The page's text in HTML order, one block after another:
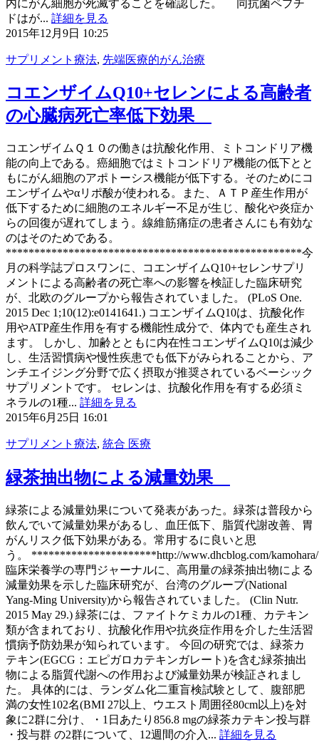
内にがん細胞が死滅することを確認した。 同抗菌ペプチ
ドはが... 詳細を見る
2015年12月9日 10:25
サプリメント療法, 先端医療的がん治療
コエンザイムQ10+セレンによる高齢者
の心臓病死亡率低下効果
コエンザイムＱ１０の働きは抗酸化作用、ミトコンドリア機
能の向上である。癌細胞ではミトコンドリア機能の低下とと
もにがん細胞のアポトーシス機能が低下する。そのためにコ
エンザイムやαリポ酸が使われる。また、ＡＴＰ産生作用が
低下するために細胞のエネルギー不足が生じ、酸化や炎症か
らの回復が遅れてしまう。線維筋痛症の患者さんにも有効な
のはそのためである。
****************************************************今
月の科学誌プロスワンに、コエンザイムQ10+セレンサプリ
メントによる高齢者の死亡率への影響を検証した臨床研究
が、北欧のグループから報告されていました。 (PLoS One.
2015 Dec 1;10(12):e0141641.) コエンザイムQ10は、抗酸化作
用やATP産生作用を有する機能性成分で、体内でも産生され
ます。 しかし、加齢とともに内在性コエンザイムQ10は減少
し、生活習慣病や慢性疾患でも低下がみられることから、ア
ンチエイジング分野で広く摂取が推奨されているベーシック
サプリメントです。 セレンは、抗酸化作用を有する必須ミ
ネラルの1種... 詳細を見る
2015年6月25日 16:01
サプリメント療法, 統合 医療
緑茶抽出物による減量効果
緑茶による減量効果について発表があった。緑茶は普段から
飲んでいて減量効果があるし、血圧低下、脂質代謝改善、胃
がんリスク低下効果がある。常用するに良いと思
う。 **********************http://www.dhcblog.com/kamohara/
臨床栄養学の専門ジャーナルに、高用量の緑茶抽出物による
減量効果を示した臨床研究が、台湾のグループ(National
Yang-Ming University)から報告されていました。 (Clin Nutr.
2015 May 29.) 緑茶には、ファイトケミカルの1種、カテキン
類が含まれており、抗酸化作用や抗炎症作用を介した生活習
慣病予防効果が知られています。 今回の研究では、緑茶カ
テキン(EGCG：エピガロカテキンガレート)を含む緑茶抽出
物による脂質代謝への作用および減量効果が検証されまし
た。 具体的には、ランダム化二重盲検試験として、腹部肥
満の女性102名(BMI 27以上、ウエスト周囲径80cm以上)を対
象に2群に分け、・1日あたり856.8 mgの緑茶カテキン投与群
・投与群 の2群について、12週間の介入... 詳細を見る